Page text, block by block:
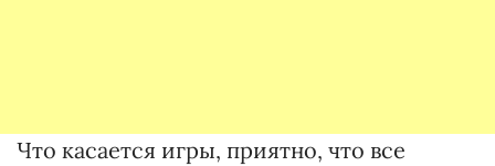
Что касается игры, приятно, что все